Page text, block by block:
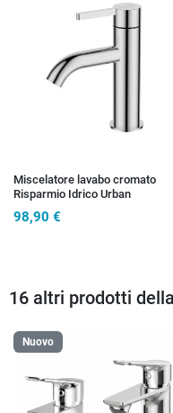
Miscelatore lavabo cromato
Risparmio Idrico Urban
98,90 €
16 altri prodotti
Nuovo